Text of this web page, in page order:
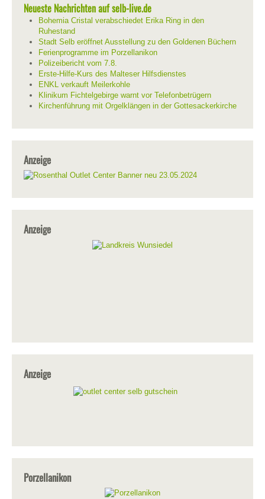
Neueste Nachrichten auf selb-live.de
Bohemia Cristal verabschiedet Erika Ring in den
Ruhestand
Stadt Selb eröffnet Ausstellung zu den Goldenen Büchern
Ferienprogramme im Porzellanikon
Polizeibericht vom 7.8.
Erste-Hilfe-Kurs des Malteser Hilfsdienstes
ENKL verkauft Meilerkohle
Klinikum Fichtelgebirge warnt vor Telefonbetrügern
Kirchenführung mit Orgelklängen in der Gottesackerkirche
Anzeige
Anzeige
Anzeige
Porzellanikon